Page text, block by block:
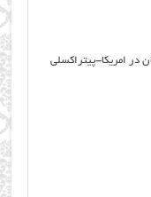
در امریکا-پیتراکسلی